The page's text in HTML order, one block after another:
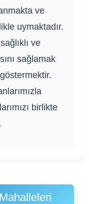
ve
uymaktadır.
ve
sağlamak
birlikte